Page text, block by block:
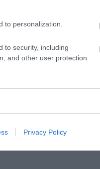
to personalization.
to security, including
and other user protection.
Privacy Policy